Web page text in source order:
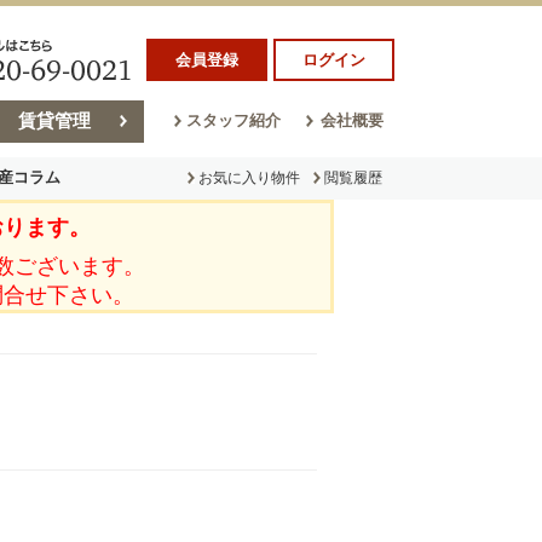
会員登録 ログイン
賃貸管理 スタッフ紹介 会社概要
コラム
ム
お気に入り物件 閲覧履歴
ます。
ざいます。
せ下さい。